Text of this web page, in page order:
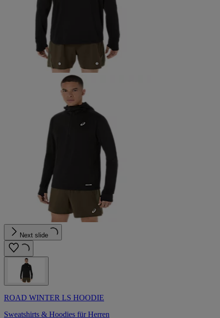
Next slide
ROAD WINTER LS HOODIE
Sweatshirts & Hoodies für Herren